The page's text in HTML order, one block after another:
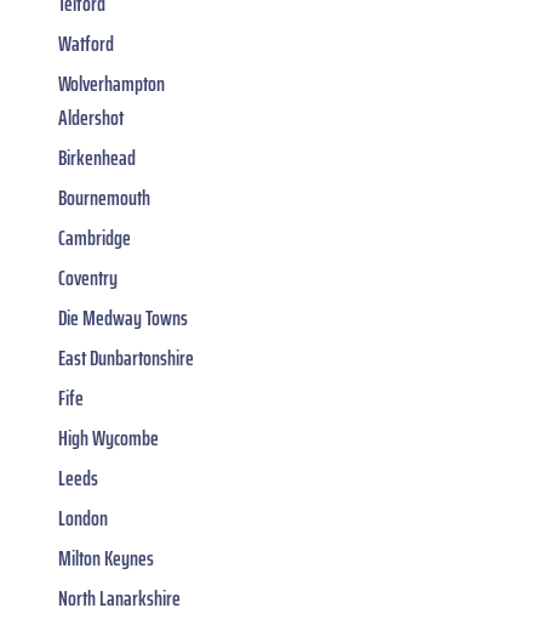
Watford
Wolverhampton
Aldershot
Birkenhead
Bournemouth
Cambridge
Coventry
Die Medway Towns
East Dunbartonshire
Fife
High Wycombe
Leeds
London
Milton Keynes
North Lanarkshire